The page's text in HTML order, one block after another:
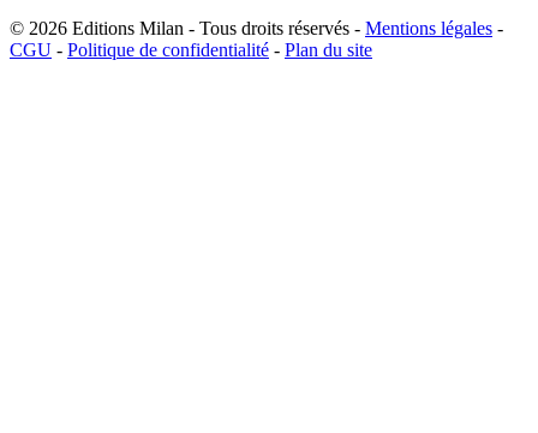
© 2026 Editions Milan - Tous droits réservés - Mentions légales -
CGU - Politique de confidentialité - Plan du site